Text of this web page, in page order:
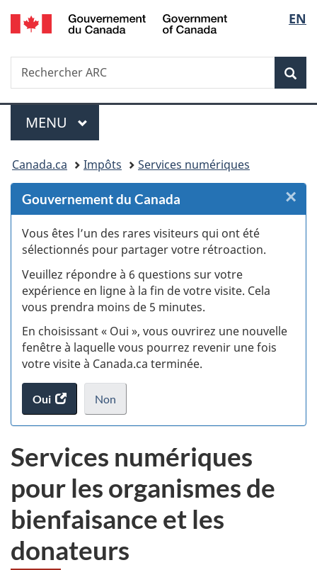
Passer
au
Passer
au
Passer
à
du
Passer
à
simplifiée
de
la
EN
Recherche
Rechercher
ARC
Menu
MENU PRINCIPAL
Vous
êtes
ici :
Canada.ca Impôts Services numériques
Gouvernement du Canada
Vous êtes l’un des rares visiteurs qui ont été
sélectionnés pour partager votre rétroaction.
Veuillez répondre à 6 questions sur votre
expérience en ligne à la fin de votre visite. Cela
vous prendra moins de 5 minutes.
En choisissant « Oui », vous ouvrirez une nouvelle
fenêtre à laquelle vous pourrez revenir une fois
votre visite à Canada.ca terminée.
Oui
accéder
au
Non
je
pas
au
sondage
du
site
web,
.
×
Services numériques
pour les organismes de
bienfaisance et les
donateurs